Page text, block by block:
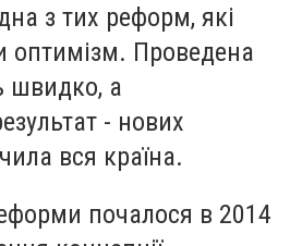
з тих реформ, які
оптимізм. Проведена
швидко, а
- нових
вся країна.
почалося в 2014